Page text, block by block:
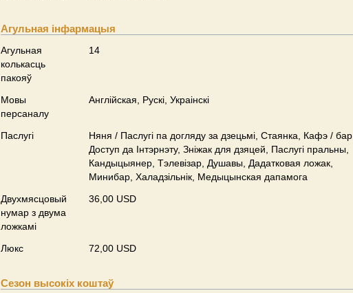
Агульная інфармацыя
Агульная
колькасць
пакояў
14
Мовы
персаналу
Англійская, Рускі, Украінскі
Паслугі
Няня / Паслугі па догляду за дзецьмі, Стаянка, Кафэ / бар,
Доступ да Інтэрнэту, Зніжак для дзяцей, Паслугі пральны,
Кандыцыянер, Тэлевізар, Душавы, Дадатковая ложак,
Минибар, Халадзільнік, Медыцынская дапамога
Двухмясцовый
нумар з двума
ложкамі
36,00 USD
Люкс 72,00 USD
Сезон высокіх коштаў